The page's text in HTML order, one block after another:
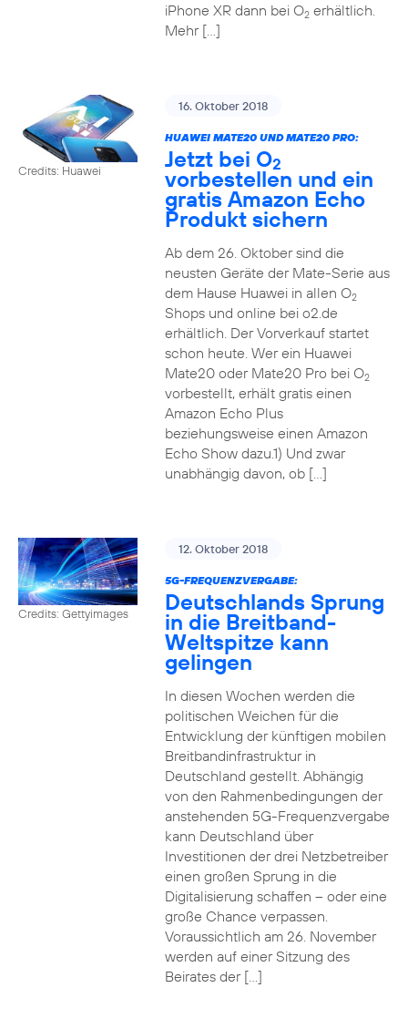
iPhone XR dann bei O2erhältlich.
Mehr […]
Credits: Huawei
16. Oktober 2018
HUAWEI MATE20 UND MATE20 PRO:
Jetzt bei O2
vorbestellen und ein
gratis Amazon Echo
Produkt sichern
Ab dem 26. Oktober sind die
neusten Geräte der Mate-Serie aus
dem Hause Huawei in allen O2
Shops und online bei o2.de
erhältlich. Der Vorverkauf startet
schon heute. Wer ein Huawei
Mate20 oder Mate20 Pro bei O2
vorbestellt, erhält gratis einen
Amazon Echo Plus
beziehungsweise einen Amazon
Echo Show dazu.1) Und zwar
unabhängig davon, ob […]
Credits: Gettyimages
12. Oktober 2018
5G-FREQUENZVERGABE:
Deutschlands Sprung
in die Breitband-
Weltspitze kann
gelingen
In diesen Wochen werden die
politischen Weichen für die
Entwicklung der künftigen mobilen
Breitbandinfrastruktur in
Deutschland gestellt. Abhängig
von den Rahmenbedingungen der
anstehenden 5G-Frequenzvergabe
kann Deutschland über
Investitionen der drei Netzbetreiber
einen großen Sprung in die
Digitalisierung schaffen – oder eine
große Chance verpassen.
Voraussichtlich am 26. November
werden auf einer Sitzung des
Beirates der […]